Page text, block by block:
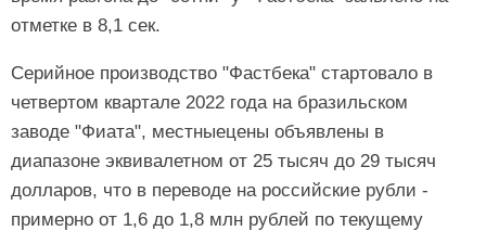
отметке в 8,1 сек.
Серийное производство "Фастбека" стартовало в
четвертом квартале 2022 года на бразильском
заводе "Фиата", местныецены объявлены в
диапазоне эквивалетном от 25 тысяч до 29 тысяч
долларов, что в переводе на российские рубли -
примерно от 1,6 до 1,8 млн рублей по текущему